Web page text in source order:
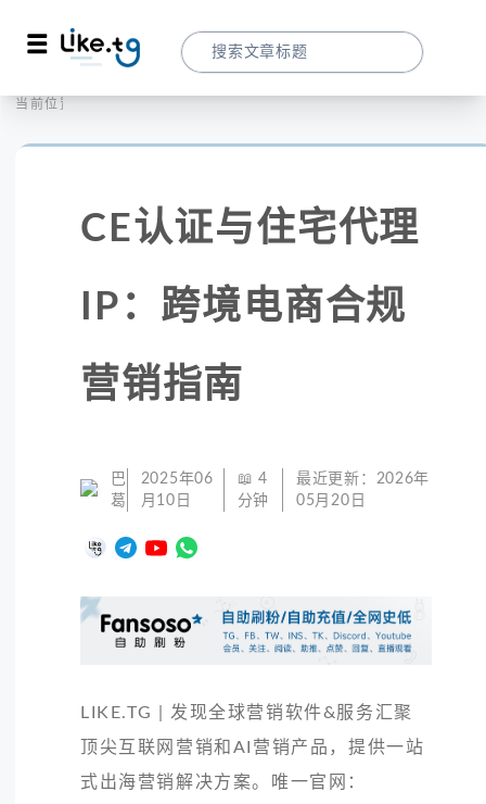
当前位置：
CE认证与住宅代理
IP：跨境电商合规
营销指南
巴
葛
2025年06
月10日
📖 4
分钟
最近更新： 2026年
05月20日
LIKE.TG | 发现全球营销软件&服务汇聚
顶尖互联网营销和AI营销产品，提供一站
式出海营销解决方案。唯一官网：